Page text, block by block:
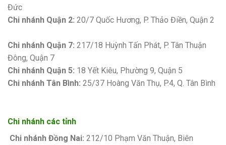
Đức
Chi nhánh Quận 2: 20/7 Quốc Hương, P. Thảo Điền, Quận 2
Chi nhánh Quận 7: 217/18 Huỳnh Tấn Phát, P. Tân Thuận
Đông, Quận 7
Chi nhánh Quận 5: 18 Yết Kiêu, Phường 9, Quận 5
Chi nhánh Tân Bình: 25/37 Hoàng Văn Thụ, P.4, Q. Tân Bình
Chi nhánh các tỉnh
Chi nhánh Đồng Nai: 212/10 Phạm Văn Thuận, Biên